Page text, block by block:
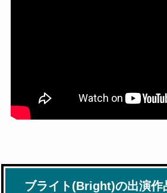
ブライト(Bright)の出演作